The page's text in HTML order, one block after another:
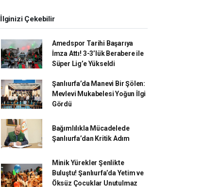
İlginizi Çekebilir
Amedspor Tarihi Başarıya
İmza Attı! 3-3’lük Berabere ile
Süper Lig’e Yükseldi
Şanlıurfa’da Manevi Bir Şölen:
Mevlevi Mukabelesi Yoğun İlgi
Gördü
Bağımlılıkla Mücadelede
Şanlıurfa’dan Kritik Adım
Minik Yürekler Şenlikte
Buluştu! Şanlıurfa’da Yetim ve
Öksüz Çocuklar Unutulmaz